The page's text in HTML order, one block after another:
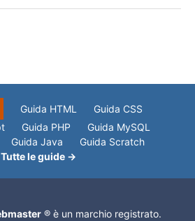
Guida HTML
Guida CSS
Guida PHP
Guida MySQL
Guida Java
Guida Scratch
Tutte le guide →
® è un marchio registrato.